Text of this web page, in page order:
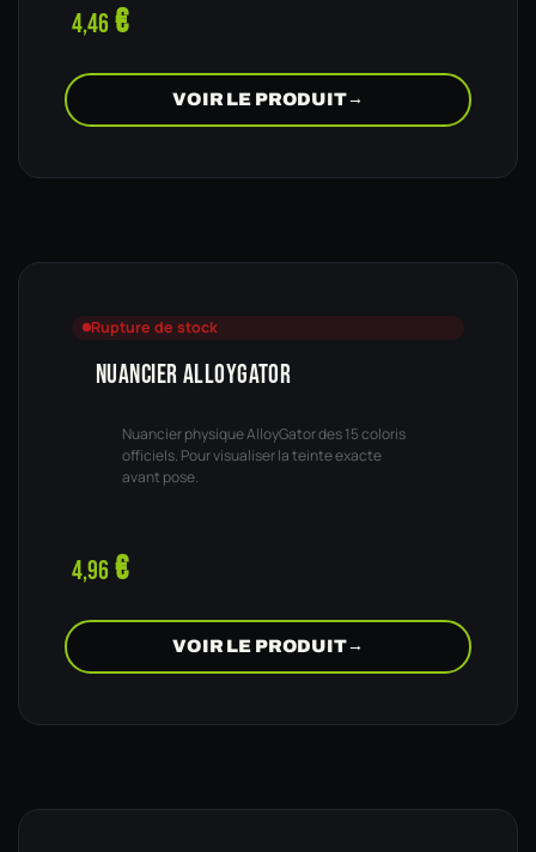
4,46€
VOIR LE PRODUIT→
Rupture de stock
NUANCIER ALLOYGATOR
Nuancier physique AlloyGator des 15 coloris
officiels. Pour visualiser la teinte exacte
avant pose.
4,96€
VOIR LE PRODUIT→